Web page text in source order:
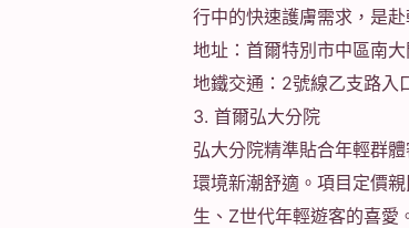
行中的快速護膚需求，是
地址：首爾特別市中區南
地鐵交通：2號線乙支路入
3. 首爾弘大分院
弘大分院精準貼合年輕群
環境新潮舒適。項目定價
生、Z世代年輕遊客的喜愛